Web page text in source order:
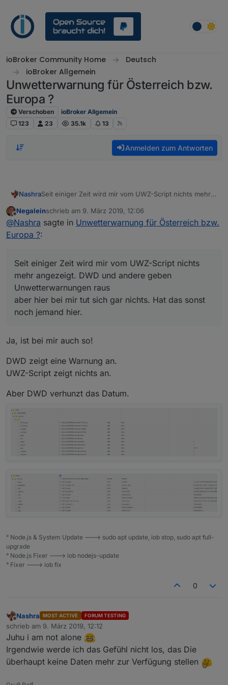
ioBroker Community Home
Deutsch
ioBroker Allgemein
Unwetterwarnung für Österreich bzw.
Europa ?
Verschoben
ioBroker Allgemein
123
23 35.1k 13
Anmelden zum Antworten
NashraSeit einiger Zeit wird mir vom UWZ-Script nichts mehr
Unwetterwarnungen raus
aber hier bei mir tut sich gar nichts. Hat das sonst noch
jemand hier.
Offline
Negaleinschrieb am 9. März 2019, 12:06
zuletzt editiert von
@Nashra sagte in Unwetterwarnung für Österreich bzw.
Europa ?:
Seit einiger Zeit wird mir vom UWZ-Script nichts
mehr angezeigt. DWD und andere geben
Unwetterwarnungen raus
aber hier bei mir tut sich gar nichts. Hat das sonst
noch jemand hier.
Ja, ist bei mir auch so!
DWD zeigt eine Warnung an.
UWZ-Script zeigt nichts an.
Aber DWD verhunzt das Datum.
° Node.js & System Update ---> sudo apt update, iob stop, sudo apt full-
upgrade
° Node.js Fixer ---> iob nodejs-update
° Fixer ---> iob fix
0
Offline
Nashra MOST ACTIVE FORUM TESTING
schrieb am 9. März 2019, 12:12
zuletzt editiert von
Juhu i am not alone
Irgendwie werde ich das Gefühl nicht los, das Die
überhaupt keine Daten mehr zur Verfügung stellen